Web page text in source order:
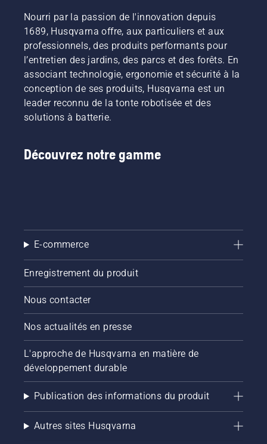
Nourri par la passion de l'innovation depuis
1689, Husqvarna offre, aux particuliers et aux
professionnels, des produits performants pour
l’entretien des jardins, des parcs et des forêts. En
associant technologie, ergonomie et sécurité à la
conception de ses produits, Husqvarna est un
leader reconnu de la tonte robotisée et des
solutions à batterie.
Découvrez notre gamme
E-commerce
Enregistrement du produit
Nous contacter
Nos actualités en presse
L'approche de Husqvarna en matière de
développement durable
Publication des informations du produit
Autres sites Husqvarna